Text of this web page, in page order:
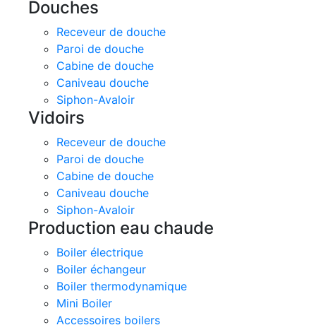
Douches
Receveur de douche
Paroi de douche
Cabine de douche
Caniveau douche
Siphon-Avaloir
Vidoirs
Receveur de douche
Paroi de douche
Cabine de douche
Caniveau douche
Siphon-Avaloir
Production eau chaude
Boiler électrique
Boiler échangeur
Boiler thermodynamique
Mini Boiler
Accessoires boilers